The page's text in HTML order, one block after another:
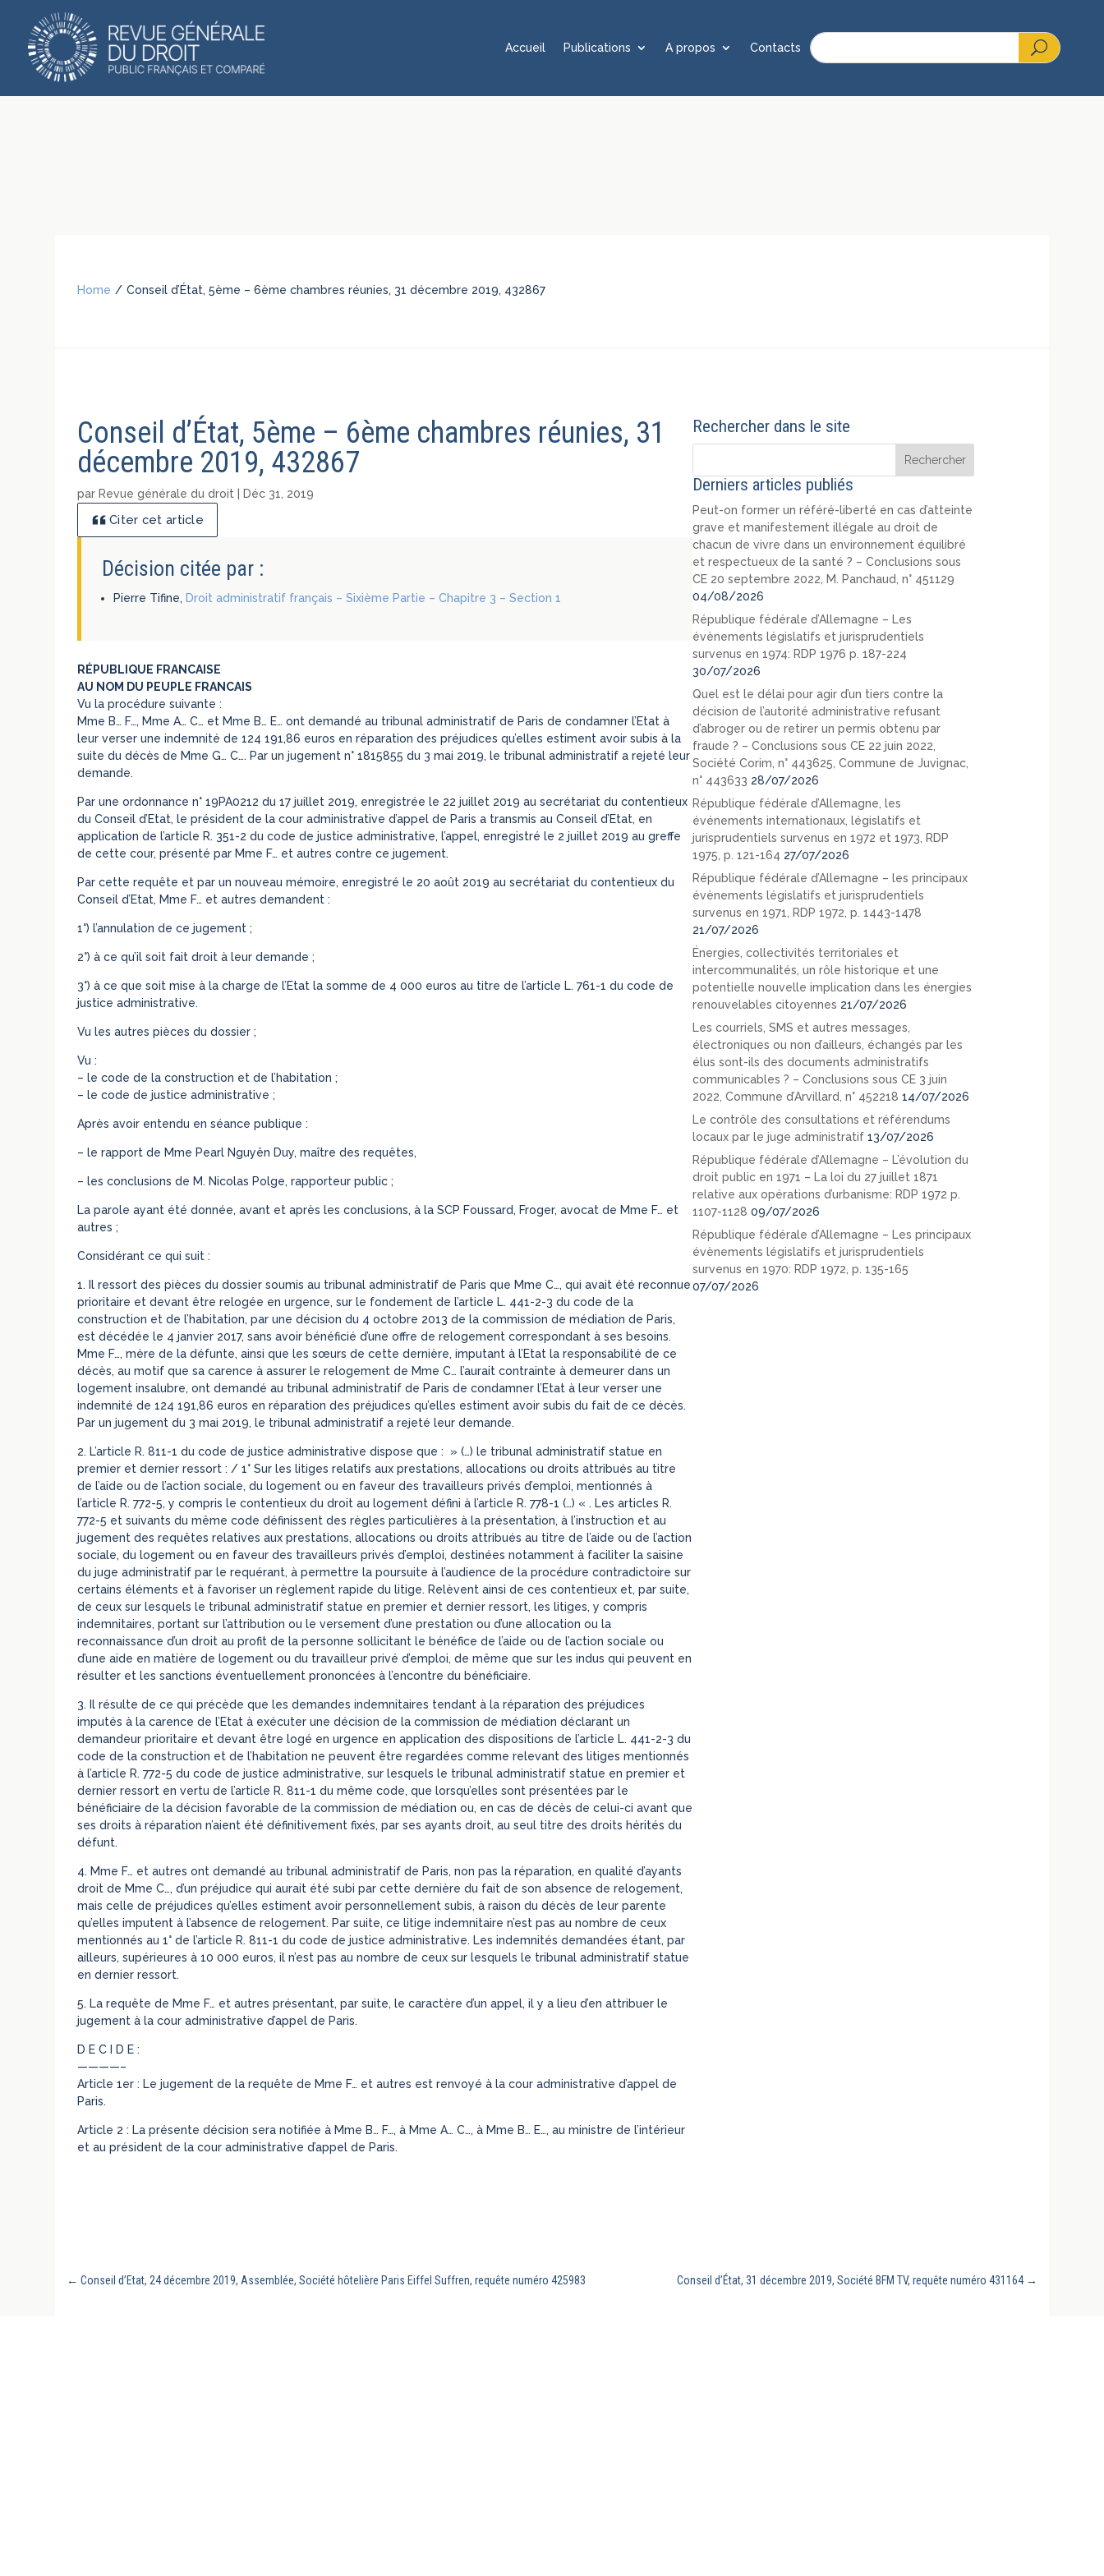
Accueil Publications A propos Contacts
Home / Conseil d’État, 5ème – 6ème chambres réunies, 31 décembre 2019, 432867
Conseil d’État, 5ème – 6ème chambres réunies, 31
décembre 2019, 432867
par Revue générale du droit Déc 31, 2019
Citer cet article
Décision citée par :
Pierre Tifine, Droit administratif français – Sixième Partie – Chapitre 3 – Section 1
RÉPUBLIQUE FRANCAISE
AU NOM DU PEUPLE FRANCAIS
Vu la procédure suivante :
Mme B… F…, Mme A… C… et Mme B… E… ont demandé au tribunal administratif de Paris de condamner l’Etat à
leur verser une indemnité de 124 191,86 euros en réparation des préjudices qu’elles estiment avoir subis à la
suite du décès de Mme G… C…. Par un jugement n° 1815855 du 3 mai 2019, le tribunal administratif a rejeté leur
demande.
Par une ordonnance n° 19PA0212 du 17 juillet 2019, enregistrée le 22 juillet 2019 au secrétariat du contentieux
du Conseil d’Etat, le président de la cour administrative d’appel de Paris a transmis au Conseil d’Etat, en
application de l’article R. 351-2 du code de justice administrative, l’appel, enregistré le 2 juillet 2019 au greffe
de cette cour, présenté par Mme F… et autres contre ce jugement.
Par cette requête et par un nouveau mémoire, enregistré le 20 août 2019 au secrétariat du contentieux du
Conseil d’Etat, Mme F… et autres demandent :
1°) l’annulation de ce jugement ;
2°) à ce qu’il soit fait droit à leur demande ;
3°) à ce que soit mise à la charge de l’Etat la somme de 4 000 euros au titre de l’article L. 761-1 du code de
justice administrative.
Vu les autres pièces du dossier ;
Vu :
– le code de la construction et de l’habitation ;
– le code de justice administrative ;
Après avoir entendu en séance publique :
– le rapport de Mme Pearl Nguyên Duy, maître des requêtes,
– les conclusions de M. Nicolas Polge, rapporteur public ;
La parole ayant été donnée, avant et après les conclusions, à la SCP Foussard, Froger, avocat de Mme F… et
autres ;
Considérant ce qui suit :
1. Il ressort des pièces du dossier soumis au tribunal administratif de Paris que Mme C…, qui avait été reconnue
prioritaire et devant être relogée en urgence, sur le fondement de l’article L. 441-2-3 du code de la
construction et de l’habitation, par une décision du 4 octobre 2013 de la commission de médiation de Paris,
est décédée le 4 janvier 2017, sans avoir bénéficié d’une offre de relogement correspondant à ses besoins.
Mme F…, mère de la défunte, ainsi que les sœurs de cette dernière, imputant à l’Etat la responsabilité de ce
décès, au motif que sa carence à assurer le relogement de Mme C… l’aurait contrainte à demeurer dans un
logement insalubre, ont demandé au tribunal administratif de Paris de condamner l’Etat à leur verser une
indemnité de 124 191,86 euros en réparation des préjudices qu’elles estiment avoir subis du fait de ce décès.
Par un jugement du 3 mai 2019, le tribunal administratif a rejeté leur demande.
2. L’article R. 811-1 du code de justice administrative dispose que : » (…) le tribunal administratif statue en
premier et dernier ressort : / 1° Sur les litiges relatifs aux prestations, allocations ou droits attribués au titre
de l’aide ou de l’action sociale, du logement ou en faveur des travailleurs privés d’emploi, mentionnés à
l’article R. 772-5, y compris le contentieux du droit au logement défini à l’article R. 778-1 (…) « . Les articles R.
772-5 et suivants du même code définissent des règles particulières à la présentation, à l’instruction et au
jugement des requêtes relatives aux prestations, allocations ou droits attribués au titre de l’aide ou de l’action
sociale, du logement ou en faveur des travailleurs privés d’emploi, destinées notamment à faciliter la saisine
du juge administratif par le requérant, à permettre la poursuite à l’audience de la procédure contradictoire sur
certains éléments et à favoriser un règlement rapide du litige. Relèvent ainsi de ces contentieux et, par suite,
de ceux sur lesquels le tribunal administratif statue en premier et dernier ressort, les litiges, y compris
indemnitaires, portant sur l’attribution ou le versement d’une prestation ou d’une allocation ou la
reconnaissance d’un droit au profit de la personne sollicitant le bénéfice de l’aide ou de l’action sociale ou
d’une aide en matière de logement ou du travailleur privé d’emploi, de même que sur les indus qui peuvent en
résulter et les sanctions éventuellement prononcées à l’encontre du bénéficiaire.
3. Il résulte de ce qui précède que les demandes indemnitaires tendant à la réparation des préjudices
imputés à la carence de l’Etat à exécuter une décision de la commission de médiation déclarant un
demandeur prioritaire et devant être logé en urgence en application des dispositions de l’article L. 441-2-3 du
code de la construction et de l’habitation ne peuvent être regardées comme relevant des litiges mentionnés
à l’article R. 772-5 du code de justice administrative, sur lesquels le tribunal administratif statue en premier et
dernier ressort en vertu de l’article R. 811-1 du même code, que lorsqu’elles sont présentées par le
bénéficiaire de la décision favorable de la commission de médiation ou, en cas de décès de celui-ci avant que
ses droits à réparation n’aient été définitivement fixés, par ses ayants droit, au seul titre des droits hérités du
défunt.
4. Mme F… et autres ont demandé au tribunal administratif de Paris, non pas la réparation, en qualité d’ayants
droit de Mme C…, d’un préjudice qui aurait été subi par cette dernière du fait de son absence de relogement,
mais celle de préjudices qu’elles estiment avoir personnellement subis, à raison du décès de leur parente
qu’elles imputent à l’absence de relogement. Par suite, ce litige indemnitaire n’est pas au nombre de ceux
mentionnés au 1° de l’article R. 811-1 du code de justice administrative. Les indemnités demandées étant, par
ailleurs, supérieures à 10 000 euros, il n’est pas au nombre de ceux sur lesquels le tribunal administratif statue
en dernier ressort.
5. La requête de Mme F… et autres présentant, par suite, le caractère d’un appel, il y a lieu d’en attribuer le
jugement à la cour administrative d’appel de Paris.
D E C I D E :
————–
Article 1er : Le jugement de la requête de Mme F… et autres est renvoyé à la cour administrative d’appel de
Paris.
Article 2 : La présente décision sera notifiée à Mme B… F…, à Mme A… C…, à Mme B… E…, au ministre de l’intérieur
et au président de la cour administrative d’appel de Paris.
Rechercher dans le site
Derniers articles publiés
Peut-on former un référé-liberté en cas d’atteinte
grave et manifestement illégale au droit de
chacun de vivre dans un environnement équilibré
et respectueux de la santé ? – Conclusions sous
CE 20 septembre 2022, M. Panchaud, n° 451129
04/08/2026
République fédérale d’Allemagne – Les
évènements législatifs et jurisprudentiels
survenus en 1974: RDP 1976 p. 187-224
30/07/2026
Quel est le délai pour agir d’un tiers contre la
décision de l’autorité administrative refusant
d’abroger ou de retirer un permis obtenu par
fraude ? – Conclusions sous CE 22 juin 2022,
Société Corim, n° 443625, Commune de Juvignac,
n° 443633 28/07/2026
République fédérale d’Allemagne, les
événements internationaux, législatifs et
jurisprudentiels survenus en 1972 et 1973, RDP
1975, p. 121-164 27/07/2026
République fédérale d’Allemagne – les principaux
évènements législatifs et jurisprudentiels
survenus en 1971, RDP 1972, p. 1443-1478
21/07/2026
Énergies, collectivités territoriales et
intercommunalités, un rôle historique et une
potentielle nouvelle implication dans les énergies
renouvelables citoyennes 21/07/2026
Les courriels, SMS et autres messages,
électroniques ou non d’ailleurs, échangés par les
élus sont-ils des documents administratifs
communicables ? – Conclusions sous CE 3 juin
2022, Commune d’Arvillard, n° 452218 14/07/2026
Le contrôle des consultations et référendums
locaux par le juge administratif 13/07/2026
République fédérale d’Allemagne – L’évolution du
droit public en 1971 – La loi du 27 juillet 1871
relative aux opérations d’urbanisme: RDP 1972 p.
1107-1128 09/07/2026
République fédérale d’Allemagne – Les principaux
évènements législatifs et jurisprudentiels
survenus en 1970: RDP 1972, p. 135-165
07/07/2026
← Conseil d’Etat, 24 décembre 2019, Assemblée, Société hôtelière Paris Eiffel Suffren, requête numéro 425983 Conseil d’État, 31 décembre 2019, Société BFM TV, requête numéro 431164→